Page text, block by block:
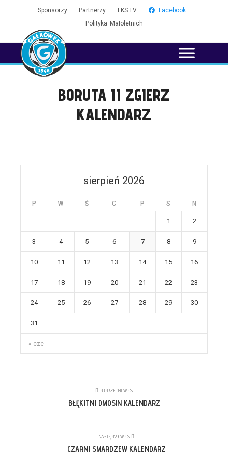
Sponsorzy Partnerzy LKS TV
Facebook
Polityka_Małoletnich
BORUTA II ZGIERZ
KALENDARZ
sierpień 2026
P W Ś C P S N
« cze
1 2
3 4 5 6 7 8 9
10 11 12 13 14 15 16
17 18 19 20 21 22 23
24 25 26 27 28 29 30
31
POPRZEDNI WPIS
BŁĘKITNI DMOSIN KALENDARZ
NASTĘPNY WPIS
CZARNI SMARDZEW KALENDARZ